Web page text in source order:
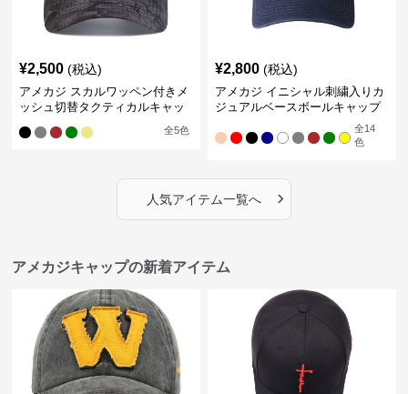
¥2,500 (税込)
アメカジ スカルワッペン付きメ
ッシュ切替タクティカルキャッ
全5色
¥2,800 (税込)
アメカジ イニシャル刺繍入りカ
ジュアルベースボールキャップ
全14
色
人気アイテム一覧へ ›
アメカジキャップの新着アイテム